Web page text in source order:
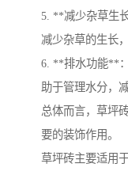
5. **减少杂草生
减少杂草的生长
6. **排水功能**
助于管理水分，
总体而言，草坪
要的装饰作用。
草坪砖主要适用